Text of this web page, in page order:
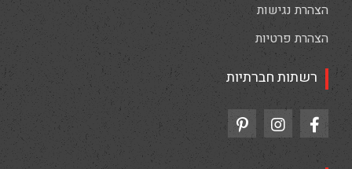
הצהרת נגישות
הצהרת פרטיות
רשתות חברתיות